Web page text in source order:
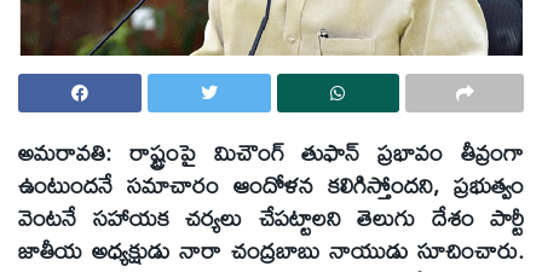
అమరావతి: రాష్ట్రంపై మిచౌంగ్‌ తుఫాన్‌ ప్రభావం తీవ్రంగా
ఉంటుందనే సమాచారం ఆందోళన కలిగిస్తోందని, ప్రభుత్వం
వెంటనే సహాయక చర్యలు చేపట్టాలని తెలుగు దేశం పార్టీ
జాతీయ అధ్యక్షుడు నారా చంద్రబాబు నాయుడు సూచించారు.